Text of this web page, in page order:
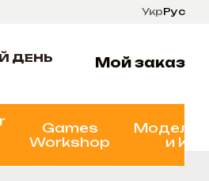
УкрРус
ДЕНЬ
Мой заказ
Games
Workshop
и